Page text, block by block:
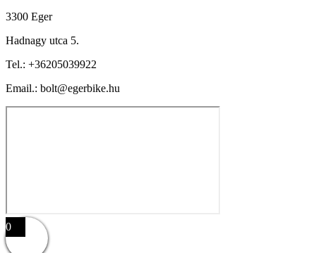
3300 Eger
Hadnagy utca 5.
Tel.: +36205039922
Email.: bolt@egerbike.hu
0